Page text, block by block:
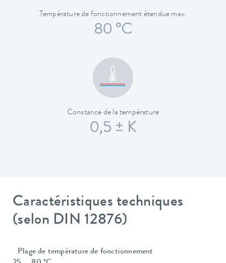
Température de fonctionnement étendue max.
80 °C
Constance de la température
0,5 ± K
Caractéristiques techniques
(selon DIN 12876)
Plage de température de fonctionnement